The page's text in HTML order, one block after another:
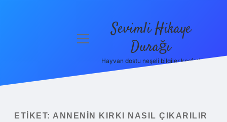
menüyü
Sevimli Hikaye
Durağı
Hayvan dostu neşeli bilgiler keşfet!
ETIKET: ANNENIN KIRKI NASIL ÇIKARILIR